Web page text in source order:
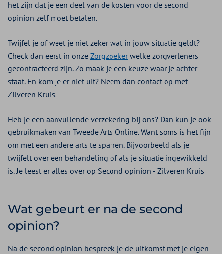
het zijn dat je een deel van de kosten voor de second
opinion zelf moet betalen.
Twijfel je of weet je niet zeker wat in jouw situatie geldt?
Check dan eerst in onze Zorgzoekerwelke zorgverleners
gecontracteerd zijn. Zo maak je een keuze waar je achter
staat. En kom je er niet uit? Neem dan contact op met
Zilveren Kruis.
Heb je een aanvullende verzekering bij ons? Dan kun je ook
gebruikmaken van Tweede Arts Online. Want soms is het fijn
om met een andere arts te sparren. Bijvoorbeeld als je
twijfelt over een behandeling of als je situatie ingewikkeld
is. Je leest er alles over op Second opinion - Zilveren Kruis
Wat gebeurt er na de second
opinion?
Na de second opinion bespreek je de uitkomst met je eigen